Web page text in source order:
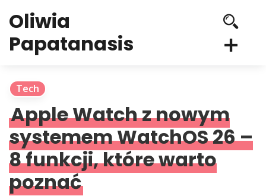
Oliwia
Papatanasis
Tech
Apple Watch z nowym
systemem WatchOS 26 –
8 funkcji, które warto
poznać